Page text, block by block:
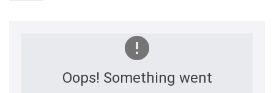
Oops! Something went